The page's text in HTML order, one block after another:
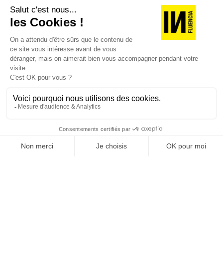
[REVUE DIGITALE] INfluencia consacre son
prochain numéro à une question devenue
centrale dans l’économie contemporaine : Qu’est-
ce que la singularité à l’heure de la
standardisation généralisée ? Ce numéro explore
la singularité là où elle est la plus mise à l’épreuve
organisations, dans les choix de gouvernance,
dans le rapport au pouvoir et à la technologie.
J'ACHÈTE LE NUMÉRO